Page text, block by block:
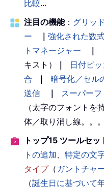
比較...
注目の機能： グリッ
ー
｜ 強化された数
トマネージャー
｜
キスト）
｜ 日付ピ
合
｜ 暗号化／セル
送信
｜ スーパー
（太字のフォントを
体／取り消し線。。
トップ15 ツールセッ
トの追加、 特定の文
タイプ（ ガントチャ
（誕生日に基づいて